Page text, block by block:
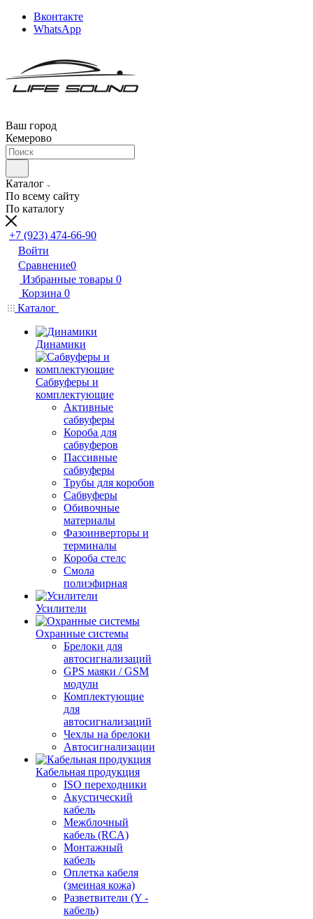
Вконтакте
WhatsApp
Ваш город
Кемерово
Каталог
По всему сайту
По каталогу
+7 (923) 474-66-90
Войти
Сравнение0
Избранные товары 0
Корзина 0
Каталог
Динамики
Сабвуферы и
комплектующие
Активные
сабвуферы
Короба для
сабвуферов
Пассивные
сабвуферы
Трубы для коробов
Сабвуферы
Обивочные
материалы
Фазоинверторы и
терминалы
Короба стелс
Смола
полиэфирная
Усилители
Охранные системы
Брелоки для
автосигнализаций
GPS маяки / GSM
модули
Комплектующие
для
автосигнализаций
Чехлы на брелоки
Автосигнализации
Кабельная продукция
ISO переходники
Акустический
кабель
Межблочный
кабель (RCA)
Монтажный
кабель
Оплетка кабеля
(змеиная кожа)
Разветвители (Y -
кабель)